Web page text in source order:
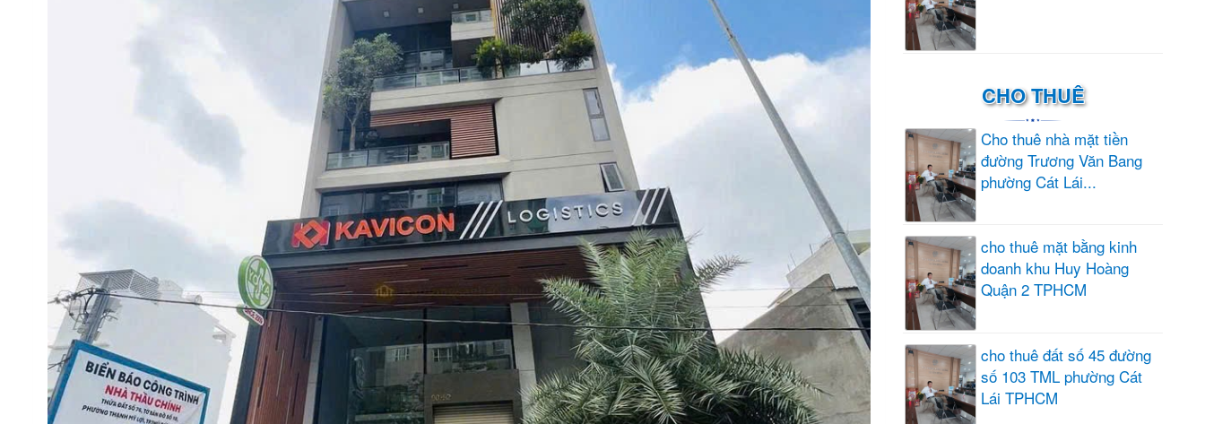
CHO THUÊ
Cho thuê nhà mặt tiền
đường Trương Văn Bang
phường Cát Lái...
cho thuê mặt bằng kinh
doanh khu Huy Hoàng
Quận 2 TPHCM
cho thuê đất số 45 đường
số 103 TML phường Cát
Lái TPHCM